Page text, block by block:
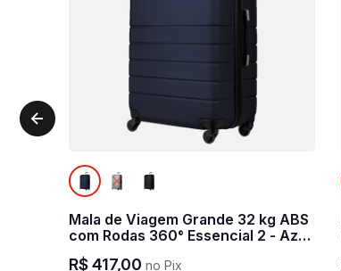
Mala de Viagem Grande 32 kg ABS
com Rodas 360° Essencial 2 - Azul
marinho
R$ 417,00 no Pix